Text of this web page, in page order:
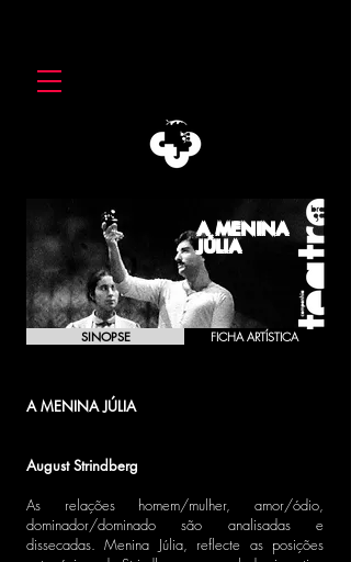
SINOPSE FICHA ARTÍSTICA
A MENINA
JÚLIA
A MENINA JÚLIA
August Strindberg
As relações homem/mulher, amor/ódio,
dominador/dominado são analisadas e
dissecadas. Menina Júlia, reflecte as posições